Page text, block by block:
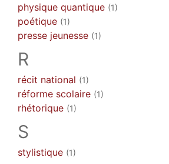
physique quantique (1)
poétique (1)
presse jeunesse (1)
R
récit national (1)
réforme scolaire (1)
rhétorique (1)
S
stylistique (1)